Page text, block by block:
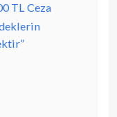
TL Ceza